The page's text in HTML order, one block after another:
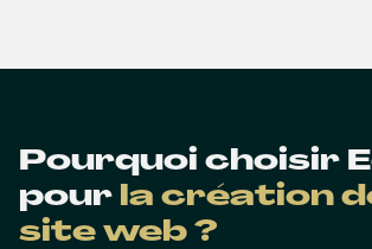
Pourquoi choisir
pour la création
site web ?